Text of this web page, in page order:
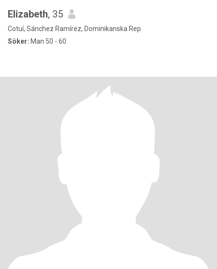
Elizabeth, 35
Cotuí, Sánchez Ramírez, Dominikanska Rep.
Söker: Man 50 - 60